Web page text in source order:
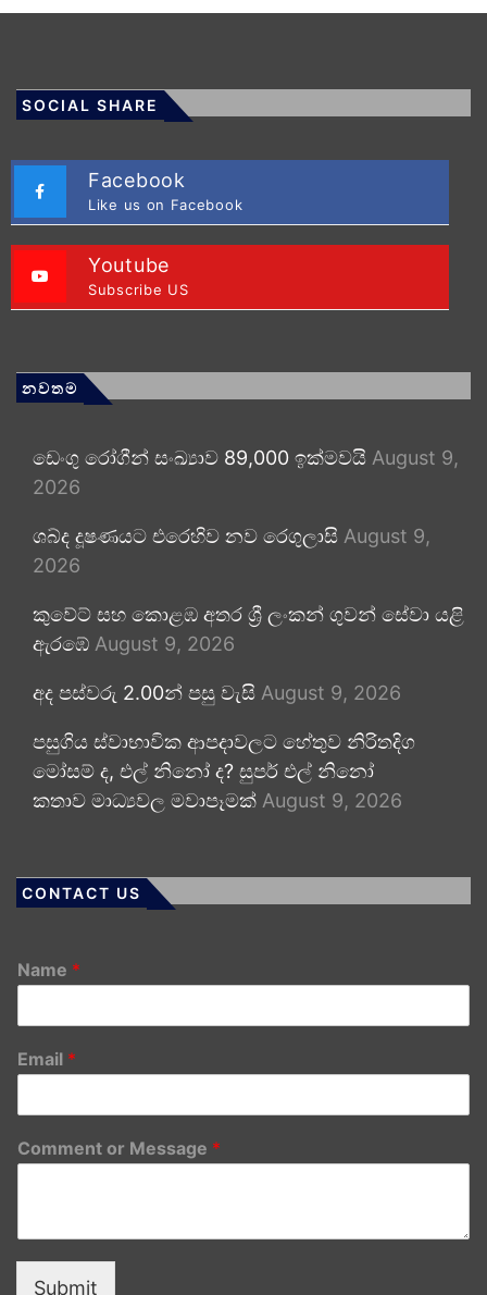
SOCIAL SHARE
Facebook
Like us on Facebook
Youtube
Subscribe US
නවතම
ඩෙංගු රෝගීන් සංඛ්‍යාව 89,000 ඉක්මවයි August 9,
2026
ශබ්ද දූෂණයට එරෙහිව නව රෙගුලාසි August 9,
2026
කුවේට් සහ කොළඹ අතර ශ්‍රී ලංකන් ගුවන් සේවා යළි
ඇරඹේ August 9, 2026
අද පස්වරු 2.00න් පසු වැසි August 9, 2026
පසුගිය ස්වාභාවික ආපදාවලට හේතුව නිරිතදිග
මෝසම් ද, එල් නිනෝ ද? සුපර් එල් නිනෝ
කතාව මාධ්‍යවල මවාපෑමක් August 9, 2026
CONTACT US
Name *
Email *
Comment or Message *
Submit